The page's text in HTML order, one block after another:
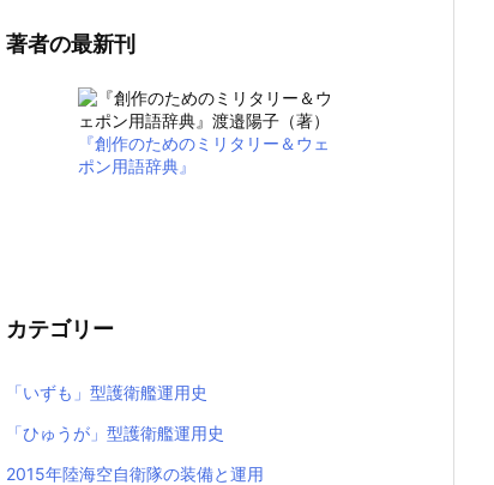
著者の最新刊
『創作のためのミリタリー＆ウェ
ポン用語辞典』
カテゴリー
「いずも」型護衛艦運用史
「ひゅうが」型護衛艦運用史
2015年陸海空自衛隊の装備と運用